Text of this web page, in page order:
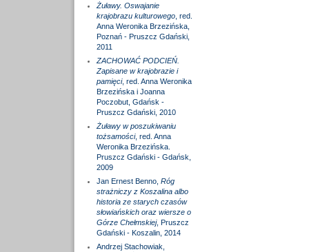
Żuławy. Oswajanie
krajobrazu kulturowego, red.
Anna Weronika Brzezińska,
Poznań - Pruszcz Gdański,
2011
ZACHOWAĆ PODCIEŃ.
Zapisane w krajobrazie i
pamięci, red. Anna Weronika
Brzezińska i Joanna
Poczobut, Gdańsk -
Pruszcz Gdański, 2010
Żuławy w poszukiwaniu
tożsamości, red. Anna
Weronika Brzezińska.
Pruszcz Gdański - Gdańsk,
2009
Jan Ernest Benno, Róg
strażniczy z Koszalina albo
historia ze starych czasów
słowiańskich oraz wiersze o
Górze Chełmskiej, Pruszcz
Gdański - Koszalin, 2014
Andrzej Stachowiak,